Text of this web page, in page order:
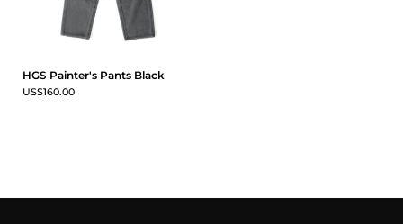
HGS Painter's Pants Black
US$160.00